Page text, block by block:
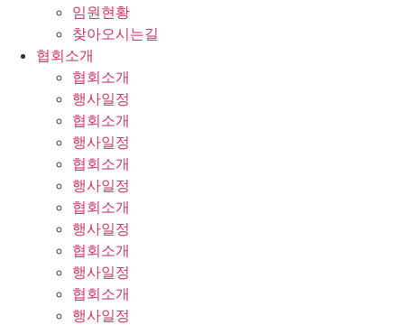
임원현황
찾아오시는길
협회소개
협회소개
행사일정
협회소개
행사일정
협회소개
행사일정
협회소개
행사일정
협회소개
행사일정
협회소개
행사일정